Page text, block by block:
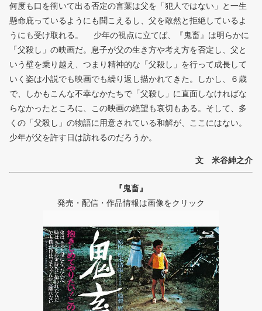
何度も口を衝いて出る否定の言葉は父を「犯人ではない」と一生
懸命庇っているようにも聞こえるし、父を敢然と拒絶しているよ
うにも受け取れる。 少年の視点に立てば、『鬼畜』は明らかに
「父殺し」の映画だ。息子が父の生き方や考え方を否定し、父と
いう壁を乗り越え、つまり精神的な「父殺し」を行って成長して
いく姿は小説でも映画でも繰り返し描かれてきた。しかし、６歳
で、しかもこんな不幸なかたちで「父殺し」に直面しなければな
らなかったところに、この映画の絶望も哀切もある。そして、多
くの「父殺し」の物語に用意されている和解が、ここにはない。
少年が父を許す日は訪れるのだろうか。
文 米谷紳之介
『鬼畜』
発売・配信・作品情報は画像をクリック